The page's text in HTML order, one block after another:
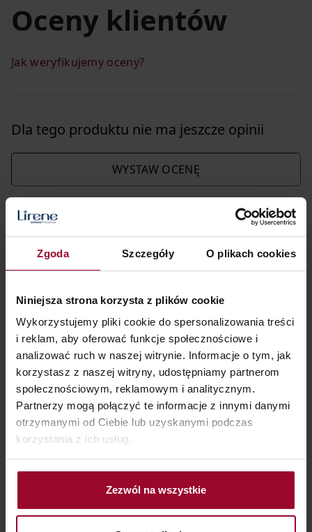
Zgoda Szczegóły O plikach cookies
Niniejsza strona korzysta z plików cookie
Wykorzystujemy pliki cookie do spersonalizowania treści
i reklam, aby oferować funkcje społecznościowe i
analizować ruch w naszej witrynie. Informacje o tym, jak
korzystasz z naszej witryny, udostępniamy partnerom
społecznościowym, reklamowym i analitycznym.
Partnerzy mogą połączyć te informacje z innymi danymi
otrzymanymi od Ciebie lub uzyskanymi podczas
korzystania z ich usług.
Zezwól na wszystkie
Oceny klientów
Jak weryfikujemy oceny?
Dla tego produktu nie ma jeszcze opinii
WYSTAW OCENĘ
Zapisz się do newslettera!
Bądź na bieżąco i nie przegap wyjątkowych akcji
promocyjnych!
Poznaj korzyści
Wpisz swój adres e-mail
Zapisując się na newsletter akceptujesz postanowienia